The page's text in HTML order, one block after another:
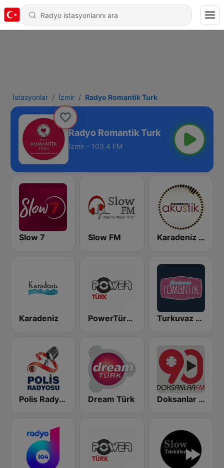
İstasyonlar İzmir Radyo Romantik Turk
Radyo Romantik Turk
İzmir - 103.4 FM
Slow 7 Slow FM Karadeniz Akustik Radyo
Karadeniz PowerTürk Akustik Turkuvaz Romantik
Polis Radyosu Dream Türk Doksanlar FM